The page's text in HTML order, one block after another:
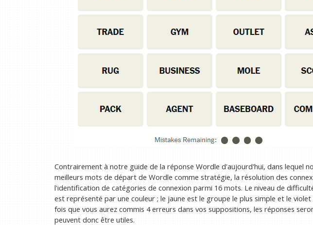
Contrairement à notre guide de la réponse Wordle d'aujourd'hui, dans lequel
meilleurs mots de départ de Wordle comme stratégie, la résolution des
l'identification de catégories de connexion parmi 16 mots. Le niveau de
est représenté par une couleur ; le jaune est le groupe le plus simple et le
fois que vous aurez commis 4 erreurs dans vos suppositions, les réponses
peuvent donc être utiles.